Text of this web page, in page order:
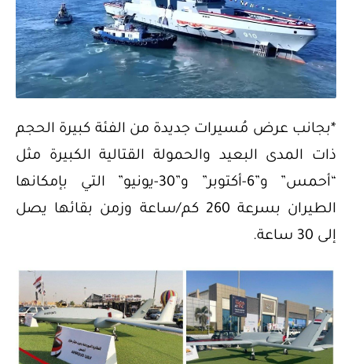
*بجانب عرض مُسيرات جديدة من الفئة كبيرة الحجم
ذات المدى البعيد والحمولة القتالية الكبيرة مثل
“أحمس” و”6-أكتوبر” و”30-يونيو” التي بإمكانها
الطيران بسرعة 260 كم/ساعة وزمن بقائها يصل
إلى 30 ساعة.